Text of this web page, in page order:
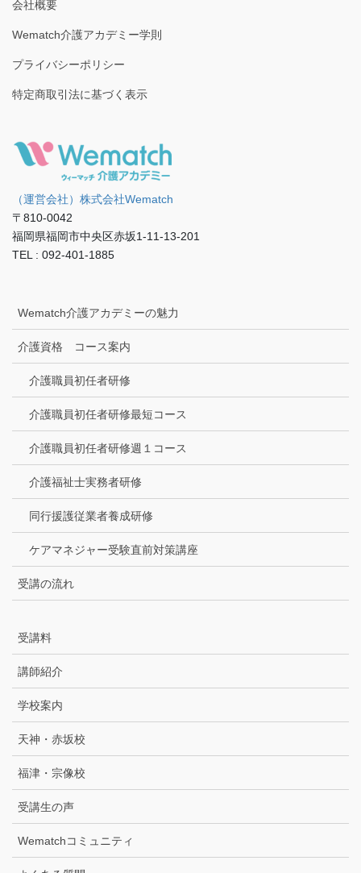
会社概要
Wematch介護アカデミー学則
プライバシーポリシー
特定商取引法に基づく表示
（運営会社）株式会社Wematch
〒810-0042
福岡県福岡市中央区赤坂1-11-13-201
TEL : 092-401-1885
Wematch介護アカデミーの魅力
介護資格 コース案内
介護職員初任者研修
介護職員初任者研修最短コース
介護職員初任者研修週１コース
介護福祉士実務者研修
同行援護従業者養成研修
ケアマネジャー受験直前対策講座
受講の流れ
受講料
講師紹介
学校案内
天神・赤坂校
福津・宗像校
受講生の声
Wematchコミュニティ